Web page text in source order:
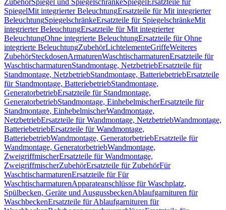
ZubehörSpiegel und SpiegelschränkeSpiegel Ersatzteile für
SpiegelMit integrierter BeleuchtungErsatzteile für Mit integrierter
BeleuchtungSpiegelschränkeErsatzteile für SpiegelschränkeMit
integrierter BeleuchtungErsatzteile für Mit integrierter
BeleuchtungOhne integrierte BeleuchtungErsatzteile für Ohne
integrierte BeleuchtungZubehörLichtelementeGriffeWeiteres
ZubehörSteckdosenArmaturenWaschtischarmaturenErsatzteile für
WaschtischarmaturenStandmontage, NetzbetriebErsatzteile für
Standmontage, NetzbetriebStandmontage, BatteriebetriebErsatzteile
für Standmontage, BatteriebetriebStandmontage,
GeneratorbetriebErsatzteile für Standmontage,
GeneratorbetriebStandmontage, EinhebelmischerErsatzteile für
Standmontage, EinhebelmischerWandmontage,
NetzbetriebErsatzteile für Wandmontage, NetzbetriebWandmontage,
BatteriebetriebErsatzteile für Wandmontage,
BatteriebetriebWandmontage, GeneratorbetriebErsatzteile für
Wandmontage, GeneratorbetriebWandmontage,
ZweigriffmischerErsatzteile für Wandmontage,
ZweigriffmischerZubehörErsatzteile für ZubehörFür
WaschtischarmaturenErsatzteile für Für
WaschtischarmaturenApparateanschlüsse für Waschplatz,
Spülbecken, Geräte und AusgussbeckenAblaufgarnituren für
WaschbeckenErsatzteile für Ablaufgarnituren für